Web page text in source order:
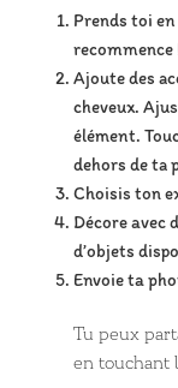
Prends toi en
recommence
Ajoute des
cheveux.
élément.
dehors de ta
Choisis ton
Décore avec
d’objets
Envoie ta
Tu peux
en touchant